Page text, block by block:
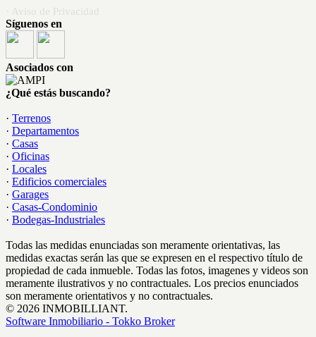
Síguenos en
Asociados con
¿Qué estás buscando?
· Terrenos
· Departamentos
· Casas
· Oficinas
· Locales
· Edificios comerciales
· Garages
· Casas-Condominio
· Bodegas-Industriales
Todas las medidas enunciadas son meramente orientativas, las
medidas exactas serán las que se expresen en el respectivo título de
propiedad de cada inmueble. Todas las fotos, imagenes y videos son
meramente ilustrativos y no contractuales. Los precios enunciados
son meramente orientativos y no contractuales.
© 2026 INMOBILLIANT.
Software Inmobiliario - Tokko Broker